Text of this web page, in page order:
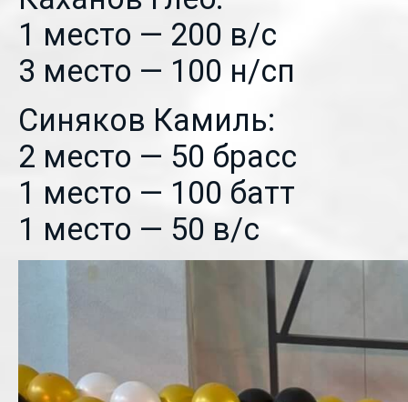
1 место — 200 в/с
3 место — 100 н/сп
Синяков Камиль:
2 место — 50 брасс
1 место — 100 батт
1 место — 50 в/с